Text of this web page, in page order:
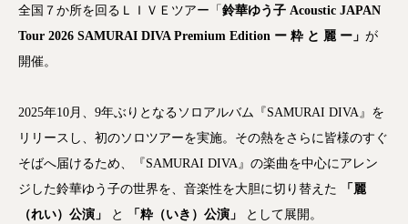
全国７か所を回るＬＩＶＥツアー「 鈴華ゆう子 Acoustic JAPAN
Tour 2026 SAMURAI DIVA Premium Edition ー 粋 と 麗 ー」 が
開催。
2025年10月、9年ぶりとなるソロアルバム『SAMURAI DIVA』を
リリースし、初のソロツアーを実施。その熱をさらに皆様のすぐ
そばへ届けるため、『SAMURAI DIVA』の楽曲を中心にアレン
ジした鈴華ゆう子の世界を、音楽性を大胆に切り替えた
「麗
（れい）公演」
と 「粋（いき）公演」 として展開。